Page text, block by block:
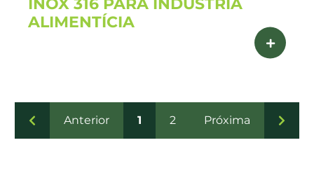
INOX 316 PARA INDÚSTRIA
ALIMENTÍCIA
Anterior 1 2 Próxima